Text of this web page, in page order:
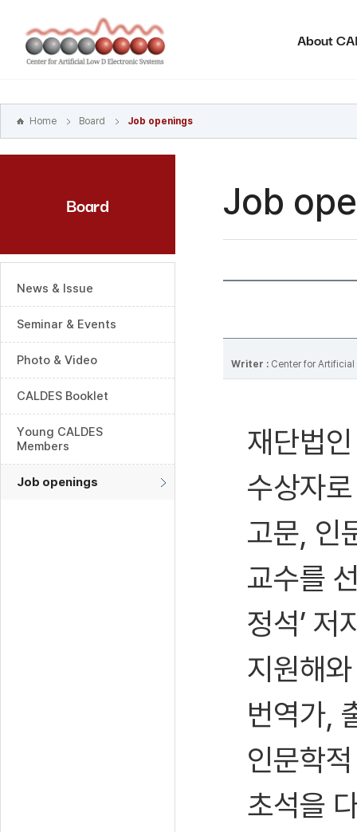
바로가기
주메뉴
바로가기
About
Home Board Job openings
Board
News & Issue
Seminar & Events
Photo & Video
CALDES Booklet
Young CALDES
Members
Job openings
Job
Writer : Center for
재단법
수상자
고문, 인
교수를
정석’ 저
지원해
번역가,
인문학
초석을